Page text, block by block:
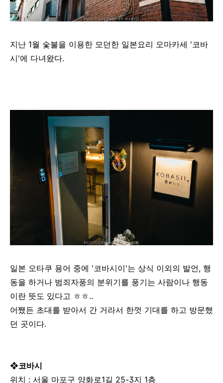
지난 1월 숯불을 이용한 모던한 일본요리 오마카세 '코바
시'에 다녀왔다.
일본 오타쿠 용어 중에 '코바시이'는 상식 이외의 발언, 행
동을 하거나 범죄자풍의 분위기를 풍기는 사람이나 행동
이란 뜻도 있다고 ㅎㅎ..
어쨌든 초대를 받아서 간 거라서 한껏 기대를 하고 방문했
던 곳이다.
❖코바시
위치 : 서울 마포구 양화로1길 25-3지 1층